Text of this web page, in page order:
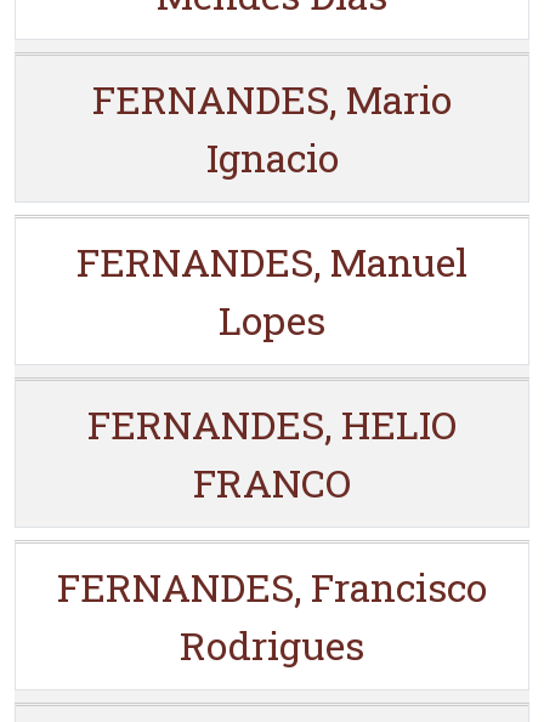
FERNANDES, Mario
Ignacio
FERNANDES, Manuel
Lopes
FERNANDES, HELIO
FRANCO
FERNANDES, Francisco
Rodrigues